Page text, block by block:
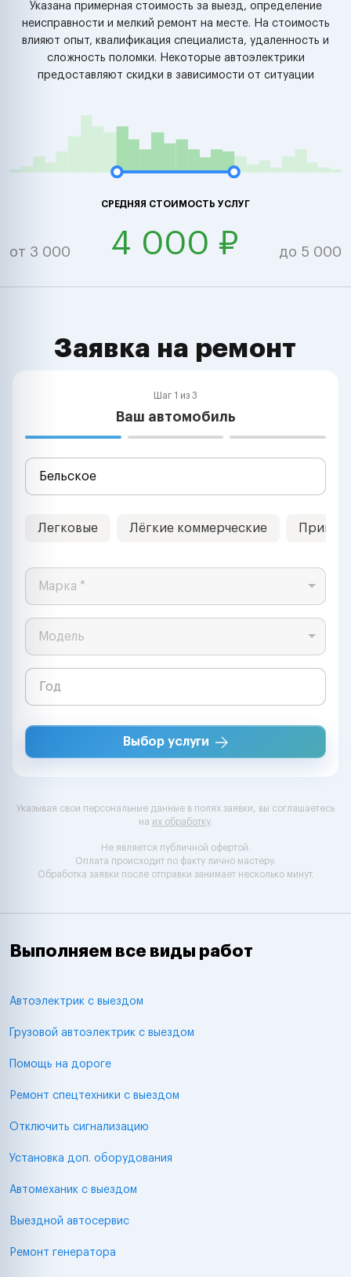
Указана примерная стоимость за выезд, определение
неисправности и мелкий ремонт на месте. На стоимость
влияют опыт, квалификация специалиста, удаленность и
сложность поломки. Некоторые автоэлектрики
предоставляют скидки в зависимости от ситуации
СРЕДНЯЯ СТОИМОСТЬ УСЛУГ
от 3 000 4 000 ₽ до 5 000
Заявка на ремонт
Шаг 1 из 3
Ваш автомобиль
Легковые Лёгкие коммерческие
Марка *
Модель
Выбор услуги
Указывая свои персональные данные в полях заявки, вы соглашаетесь
на их обработку.
Не является публичной офертой.
Оплата происходит по факту лично мастеру.
Обработка заявки после отправки занимает несколько минут.
Выполняем все виды работ
Автоэлектрик с выездом
Грузовой автоэлектрик с выездом
Помощь на дороге
Ремонт спецтехники с выездом
Отключить сигнализацию
Установка доп. оборудования
Автомеханик с выездом
Выездной автосервис
Ремонт генератора